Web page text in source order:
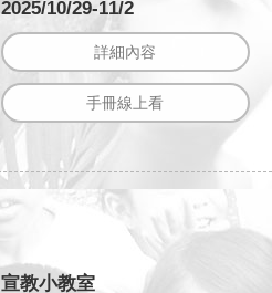
2025/10/29-11/2
詳細內容
手冊線上看
宣教小教室